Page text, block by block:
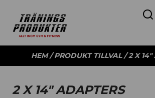
HEM/ PRODUKT TILLVAL / 2 X 14"
2 X 14" ADAPTERS